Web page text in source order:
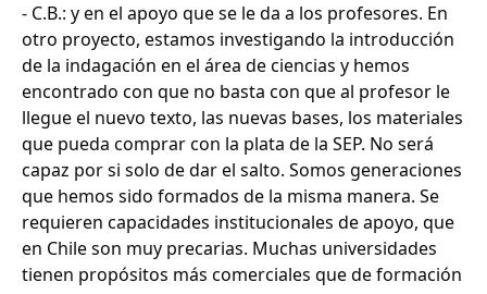
- C.B.: y en el apoyo que se le da a los profesores. En
otro proyecto, estamos investigando la introducción
de la indagación en el área de ciencias y hemos
encontrado con que no basta con que al profesor le
llegue el nuevo texto, las nuevas bases, los materiales
que pueda comprar con la plata de la SEP. No será
capaz por si solo de dar el salto. Somos generaciones
que hemos sido formados de la misma manera. Se
requieren capacidades institucionales de apoyo, que
en Chile son muy precarias. Muchas universidades
tienen propósitos más comerciales que de formación